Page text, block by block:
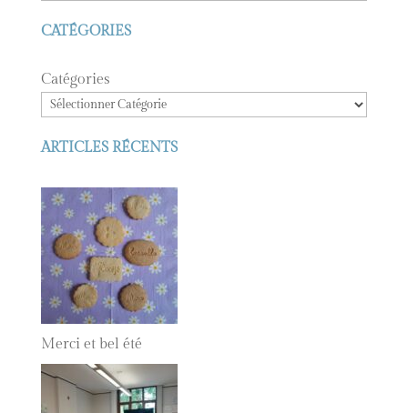
CATÉGORIES
Catégories
ARTICLES RÉCENTS
Merci et bel été